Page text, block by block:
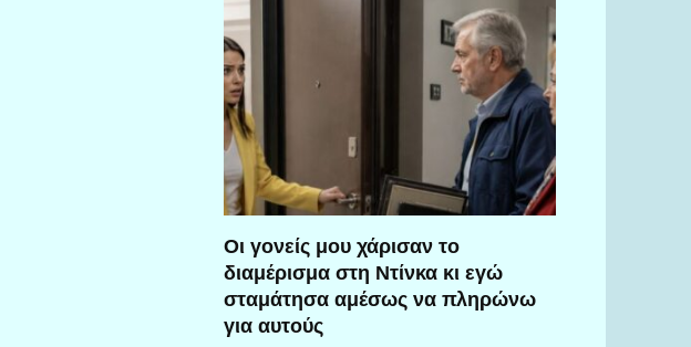
Οι γονείς μου χάρισαν το
διαμέρισμα στη Ντίνκα κι εγώ
σταμάτησα αμέσως να πληρώνω
για αυτούς